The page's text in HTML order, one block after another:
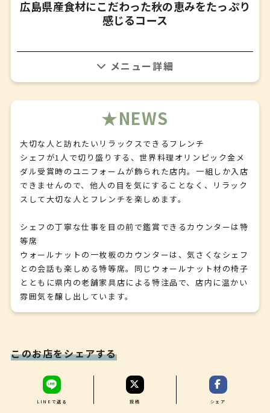
広島県産食材にこだわった秋の恵みをたっぷり
感じるコース
詳細はお問い合わせください
NEWS
大切な人と訪れたいリラックスできるフレンチ
シェフが1人で切り盛りする、世界料理オリンピック金メ
ダル受賞時のユニフォームが飾られた店内。一組しか入店
できませんので、他人の目を気にすることなく、リラック
スして大切な人とフレンチを楽しめます。
シェフの丁寧な仕事を目の前で鑑賞できるカウンターは特
等席
ウォールナットの一枚板のカウンターは、気さくなシェフ
との会話も楽しめる特等席。同じウォールナット材の椅子
とともに県内の老舗家具店による特注品で、店内に温かい
雰囲気を醸し出しています。
このお店をシェアする
LINEで送る 投稿 シェア